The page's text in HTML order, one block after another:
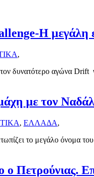
Η μεγάλη
,
δυνατότερο αγώνα
με τον Ναδάλ
, ΕΛΛΑΔΑ,
το μεγάλο όνομα
ο Πετρούνιας.